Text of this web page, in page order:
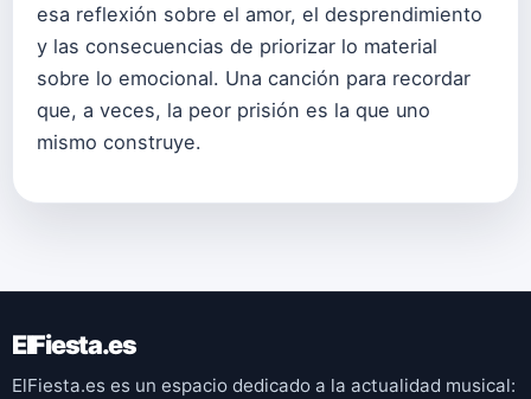
esa reflexión sobre el amor, el desprendimiento
y las consecuencias de priorizar lo material
sobre lo emocional. Una canción para recordar
que, a veces, la peor prisión es la que uno
mismo construye.
ElFiesta.es
ElFiesta.es es un espacio dedicado a la actualidad musical: